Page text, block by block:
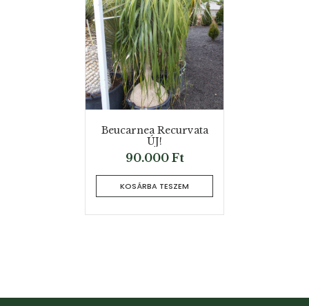
Beucarnea Recurvata
ÚJ!
90.000 Ft
KOSÁRBA TESZEM